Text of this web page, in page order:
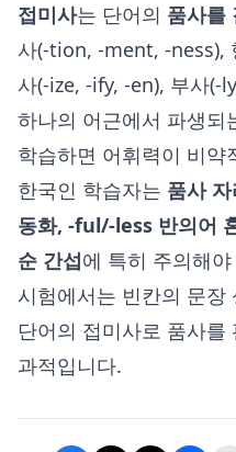
접미사는 단어의 품사를
사(-tion, -ment, -ness),
사(-ize, -ify, -en), 부사(-
하나의 어근에서 파생되
학습하면 어휘력이 비약
한국인 학습자는 품사
동화, -ful/-less 반의어
순 간섭에 특히 주의해
시험에서는 빈칸의 문장
단어의 접미사로 품사를
과적입니다.